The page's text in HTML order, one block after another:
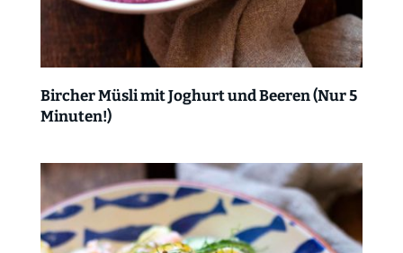
Bircher Müsli mit Joghurt und Beeren (Nur 5
Minuten!)